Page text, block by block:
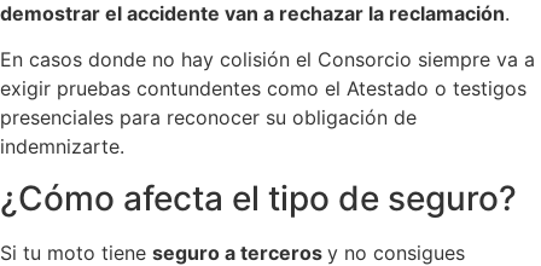
demostrar el accidente van a rechazar la reclamación.
En casos donde no hay colisión el Consorcio siempre va a
exigir pruebas contundentes como el Atestado o testigos
presenciales para reconocer su obligación de
indemnizarte.
¿Cómo afecta el tipo de seguro?
Si tu moto tiene seguro a terceros y no consigues